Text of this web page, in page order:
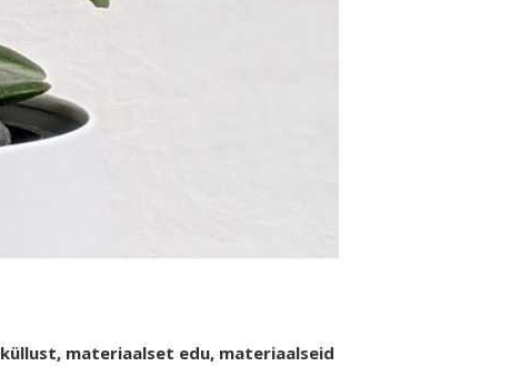
materiaalset edu, materiaalseid